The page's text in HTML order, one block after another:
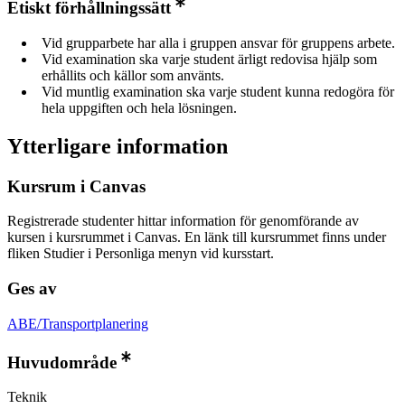
Etiskt förhållningssätt
Vid grupparbete har alla i gruppen ansvar för gruppens arbete.
Vid examination ska varje student ärligt redovisa hjälp som
erhållits och källor som använts.
Vid muntlig examination ska varje student kunna redogöra för
hela uppgiften och hela lösningen.
Ytterligare information
Kursrum i Canvas
Registrerade studenter hittar information för genomförande av
kursen i kursrummet i Canvas. En länk till kursrummet finns under
fliken Studier i Personliga menyn vid kursstart.
Ges av
ABE/Transportplanering
Huvudområde
Teknik